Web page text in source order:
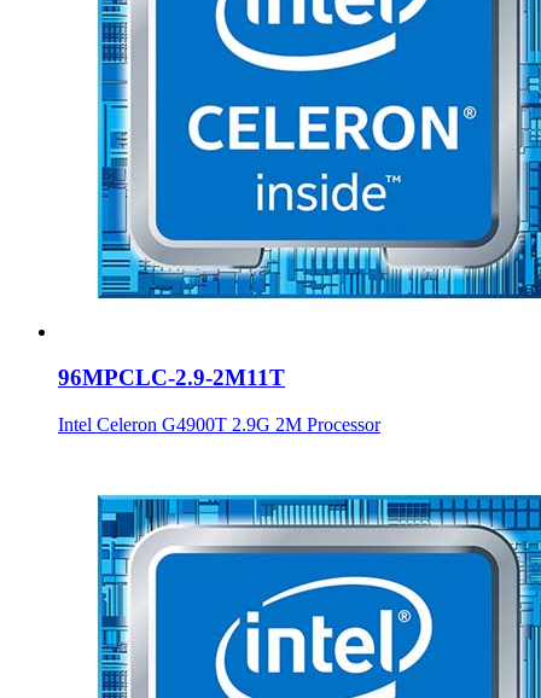
96MPCLC-2.9-2M11T
Intel Celeron G4900T 2.9G 2M Processor